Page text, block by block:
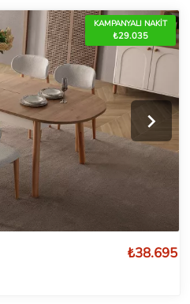
KAMPANYALI NAKİT
₺29.035
₺38.695